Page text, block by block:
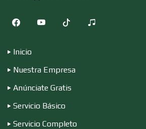
Compresores de aire
Conferencias Empresariales
Inicio
Nuestra Empresa
Anúnciate Gratis
Servicio Básico
Servicio Completo